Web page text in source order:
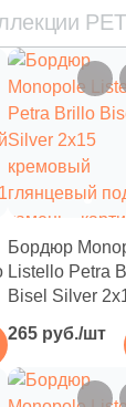
Бордюр
Listello Petra
Bisel Silver
глянцевый под
камень
265 руб./шт